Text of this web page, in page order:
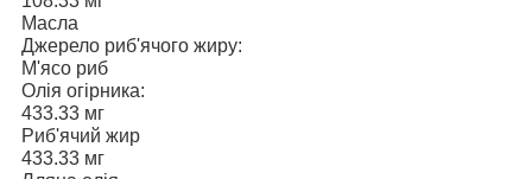
Масла
Джерело риб'ячого жиру:
М'ясо риб
Олія огірника:
433.33 мг
Риб'ячий жир
433.33 мг